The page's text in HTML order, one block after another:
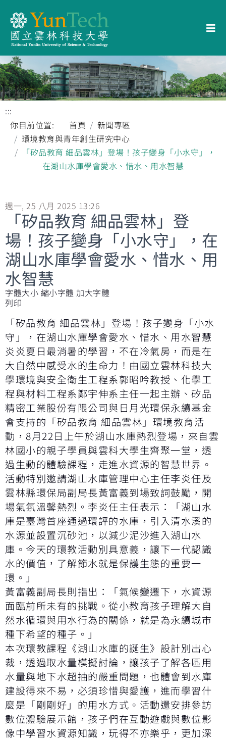
:::
你目前位置:
首頁
新聞專區
環境教育與青年創生研究中心
「矽品教育 細品雲林」登場！孩子變身「小水守」，
在湖山水庫學會愛水、惜水、用水智慧
週一, 25 八月 2025 13:26
「矽品教育 細品雲林」登
場！孩子變身「小水守」，在
湖山水庫學會愛水、惜水、用
水智慧
字體大小 縮小字體 加大字體
列印
「矽品教育 細品雲林」登場！孩子變身「小水
守」，在湖山水庫學會愛水、惜水、用水智慧
炎炎夏日最消暑的學習，不在冷氣房，而是在
大自然中感受水的生命力！由國立雲林科技大
學環境與安全衛生工程系郭昭吟教授、化學工
程與材料工程系鄭宇伸系主任一起主辦、矽品
精密工業股份有限公司與日月光環保永續基金
會支持的「矽品教育 細品雲林」環境教育活
動，8月22日上午於湖山水庫熱烈登場，來自雲
林國小的親子學員與雲科大學生齊聚一堂，透
過生動的體驗課程，走進水資源的智慧世界。
活動特別邀請湖山水庫管理中心主任李炎任及
雲林縣環保局副局長黃富義到場致詞鼓勵，開
場氣氛溫馨熱烈。李炎任主任表示：「湖山水
庫是臺灣首座通過環評的水庫，引入清水溪的
水源並設置沉砂池，以減少泥沙進入湖山水
庫。今天的環教活動別具意義，讓下一代認識
水的價值，了解節水就是保護生態的重要一
環。」
黃富義副局長則指出：「氣候變遷下，水資源
面臨前所未有的挑戰。從小教育孩子理解大自
然水循環與用水行為的關係，就是為永續城市
種下希望的種子。」
本次環教課程《湖山水庫的誕生》設計別出心
裁，透過取水量模擬討論，讓孩子了解各區用
水量與地下水超抽的嚴重問題，也體會到水庫
建設得來不易，必須珍惜與愛護，進而學習什
麼是「剛剛好」的用水方式。活動還安排參訪
數位體驗展示館，孩子們在互動遊戲與數位影
像中學習水資源知識，玩得不亦樂乎，更加深